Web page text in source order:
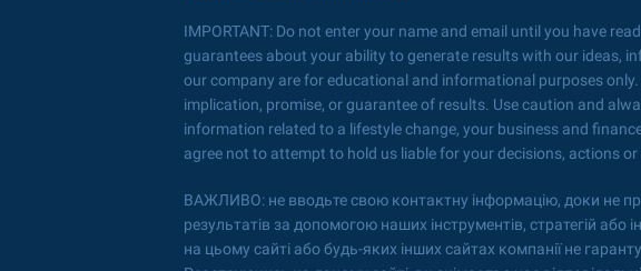
IMPORTANT: Do not enter your name and email until you have
guarantees about your ability to generate results with our ideas,
our company are for educational and informational purposes
implication, promise, or guarantee of results. Use caution and
information related to a lifestyle change, your business and
agree not to attempt to hold us liable for your decisions, actions
ВАЖЛИВО: не вводьте свою контактну інформацію, доки не
результатів за допомогою наших інструментів, стратегій або
на цьому сайті або будь-яких інших сайтах компанії не